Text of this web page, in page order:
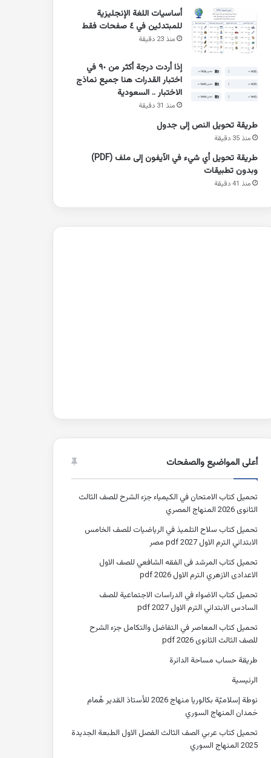
أساسيات اللغة الإنجليزية
للمبتدئين في ٤ صفحات فقط
منذ 23 دقيقة
إذا أردت درجة أكثر من ٩٠ في
اختبار القدرات هنا جميع نماذج
الاختبار .. السعودية
منذ 31 دقيقة
طريقة تحويل النص إلى جدول
منذ 35 دقيقة
طريقة تحويل أي شيء في الآيفون إلى ملف (PDF)
وبدون تطبيقات
منذ 41 دقيقة
أعلى المواضيع والصفحات
تحميل كتاب الامتحان في الكيمياء جزء الشرح للصف الثالث
الثانوى 2026 المنهاج المصري
تحميل كتاب سلاح التلميذ في الرياضيات للصف الخامس
الابتدائي الترم الاول 2027 pdf مصر
تحميل كتاب المرشد فى الفقه الشافعي للصف الاول
الاعدادى الازهري الترم الاول 2026 pdf
تحميل كتاب الاضواء في الدراسات الاجتماعية للصف
السادس الابتدائي الترم الاول 2027 pdf
تحميل كتاب المعاصر في التفاضل والتكامل جزء الشرح
للصف الثالث الثانوى 2026 pdf
طريقة حساب مساحة الدائرة
الرئيسية
نوطة إسلاميّة بكالوريا منهاج 2026 للأستاذ القدير هُمام
حَمدان المنهاج السوري
تحميل كتاب عربي الصف الثالث الفصل الاول الطبعة الجديدة
2025 المنهاج السوري